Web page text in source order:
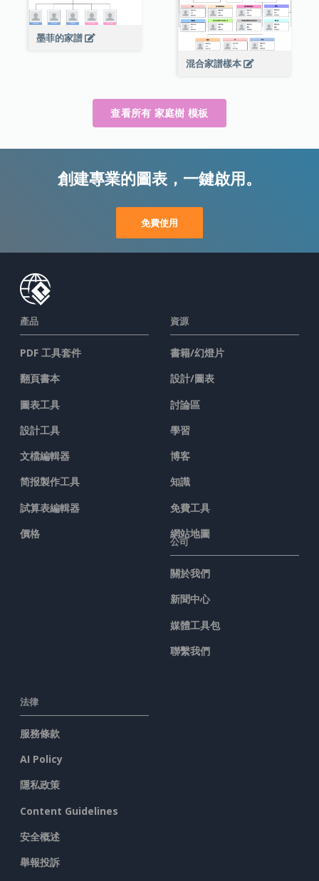
墨菲的家譜
混合家譜樣本
查看所有 家庭樹 模板
創建專業的圖表，一鍵啟用。
免費使用
產品
PDF 工具套件
翻頁書本
圖表工具
設計工具
文檔編輯器
简报製作工具
試算表編輯器
價格
資源
書籍/幻燈片
設計/圖表
討論區
學習
博客
知識
免費工具
網站地圖
公司
關於我們
新聞中心
媒體工具包
聯繫我們
法律
服務條款
AI Policy
隱私政策
Content Guidelines
安全概述
舉報投訴